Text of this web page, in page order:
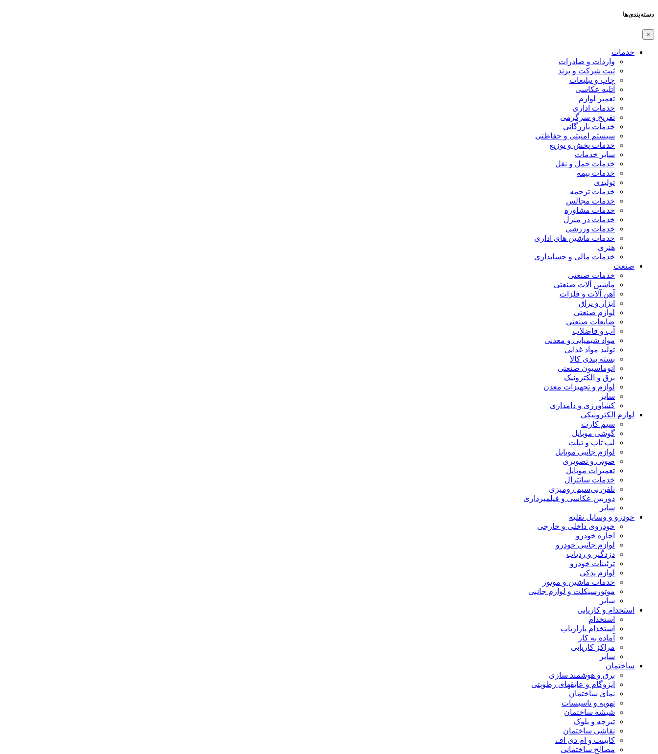
دسته‌بندی‌ها
×
خدمات
واردات و صادرات
ثبت شرکت و برند
چاپ و تبلیغات
آتلیه عکاسی
تعمیر لوازم
خدمات اداری
تفریح و سرگرمی
خدمات بازرگانی
سیستم امنیتی و حفاظتی
خدمات پخش و توزیع
سایر خدمات
خدمات حمل و نقل
خدمات بیمه
تولیدی
خدمات ترجمه
خدمات مجالس
خدمات مشاوره
خدمات در منزل
خدمات ورزشی
خدمات ماشین های اداری
هنری
خدمات مالی و حسابداری
صنعت
خدمات صنعتی
ماشین آلات صنعتی
آهن آلات و فلزات
ابزار و یراق
لوازم صنعتی
ضایعات صنعتی
آب و فاضلاب
مواد شیمیایی و معدنی
تولید مواد غذایی
بسته بندی کالا
اتوماسیون صنعتی
برق و الکترونیک
لوازم و تجهیزات معدن
سایر
کشاورزی و دامداری
لوازم الکترونیکی
سیم کارت
گوشی موبایل
لپ تاپ و تبلت
لوازم جانبی موبایل
صوتی و تصویری
تعمیرات موبایل
خدمات سانترال
تلفن بی‌سیم رومیزی
دوربین عکاسی و فیلمبرداری
سایر
خودرو و وسایل نقلیه
خودروی داخلی و خارجی
اجاره خودرو
لوازم جانبی خودرو
دزدگیر و ردیاب
تزئینات خودرو
لوازم یدکی
خدمات ماشین و موتور
موتورسیکلت و لوازم جانبی
سایر
استخدام و کاریابی
استخدام
استخدام بازاریاب
آماده به کار
مراکز کاریابی
سایر
ساختمان
برق و هوشمند سازی
ایزوگام و عایقهای رطوبتی
نمای ساختمان
تهویه و تاسیسات
شیشه ساختمان
تیرچه و بلوک
نقاشی ساختمان
کابینت و ام دی اف
مصالح ساختمانی